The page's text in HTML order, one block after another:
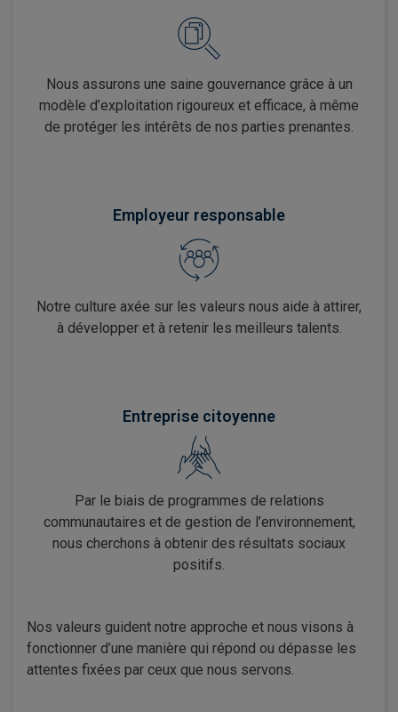
Nous assurons une saine gouvernance grâce à un
modèle d’exploitation rigoureux et efficace, à même
de protéger les intérêts de nos parties prenantes.
Employeur responsable
Notre culture axée sur les valeurs nous aide à attirer,
à développer et à retenir les meilleurs talents.
Entreprise citoyenne
Par le biais de programmes de relations
communautaires et de gestion de l’environnement,
nous cherchons à obtenir des résultats sociaux
positifs.
Nos valeurs guident notre approche et nous visons à
fonctionner d’une manière qui répond ou dépasse les
attentes fixées par ceux que nous servons.